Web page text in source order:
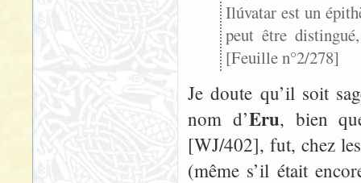
Ilúvatar est un
peut être
[Feuille n°2/278]
Je doute qu’il soit
nom d’Eru, bien
[WJ/402], fut, chez
(même s’il était